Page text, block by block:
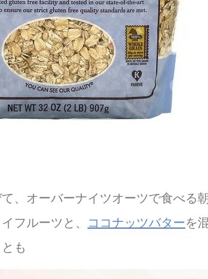
、オーバーナイツオーツで食べる
フルーツと、
ココナッツバターを
も